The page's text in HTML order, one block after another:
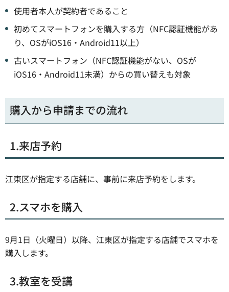
使用者本人が契約者であること
初めてスマートフォンを購入する方（NFC認証機能があ
り、OSがiOS16・Android11以上）
古いスマートフォン（NFC認証機能がない、OSが
iOS16・Android11未満）からの買い替えも対象
購入から申請までの流れ
1.来店予約
江東区が指定する店舗に、事前に来店予約をします。
2.スマホを購入
9月1日（火曜日）以降、江東区が指定する店舗でスマホを
購入します。
3.教室を受講